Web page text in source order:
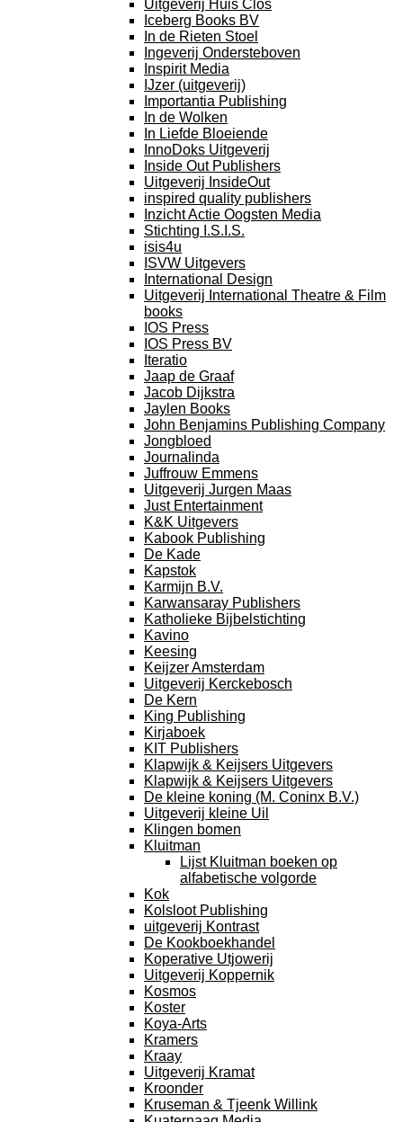
Uitgeverij Huis Clos
Iceberg Books BV
In de Rieten Stoel
Ingeverij Ondersteboven
Inspirit Media
IJzer (uitgeverij)
Importantia Publishing
In de Wolken
In Liefde Bloeiende
InnoDoks Uitgeverij
Inside Out Publishers
Uitgeverij InsideOut
inspired quality publishers
Inzicht Actie Oogsten Media
Stichting I.S.I.S.
isis4u
ISVW Uitgevers
International Design
Uitgeverij International Theatre & Film
books
IOS Press
IOS Press BV
Iteratio
Jaap de Graaf
Jacob Dijkstra
Jaylen Books
John Benjamins Publishing Company
Jongbloed
Journalinda
Juffrouw Emmens
Uitgeverij Jurgen Maas
Just Entertainment
K&K Uitgevers
Kabook Publishing
De Kade
Kapstok
Karmijn B.V.
Karwansaray Publishers
Katholieke Bijbelstichting
Kavino
Keesing
Keijzer Amsterdam
Uitgeverij Kerckebosch
De Kern
King Publishing
Kirjaboek
KIT Publishers
Klapwijk & Keijsers Uitgevers
Klapwijk & Keijsers Uitgevers
De kleine koning (M. Coninx B.V.)
Uitgeverij kleine Uil
Klingen bomen
Kluitman
Lijst Kluitman boeken op
alfabetische volgorde
Kok
Kolsloot Publishing
uitgeverij Kontrast
De Kookboekhandel
Koperative Utjowerij
Uitgeverij Koppernik
Kosmos
Koster
Koya-Arts
Kramers
Kraay
Uitgeverij Kramat
Kroonder
Kruseman & Tjeenk Willink